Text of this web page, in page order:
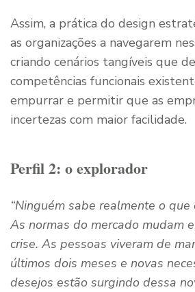
Assim, a prática do design
as organizações a navegarem
criando cenários tangíveis que
competências funcionais
empurrar e permitir que as
incertezas com maior facilidade.
Perfil 2: o explorador
“Ninguém sabe realmente o
As normas do mercado mudam
crise. As pessoas viveram de
últimos dois meses e novas
desejos estão surgindo dessa